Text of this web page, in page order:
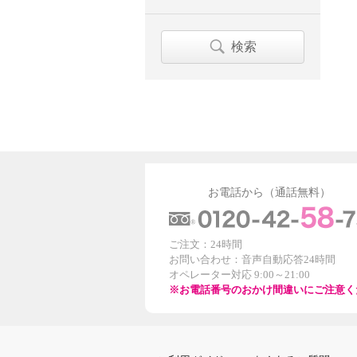
検索
お電話から（通話無料）
ご注文：24時間
お問い合わせ：音声自動応答24時間
オペレーター対応 9:00～21:00
※お電話番号のおかけ間違いにご注意